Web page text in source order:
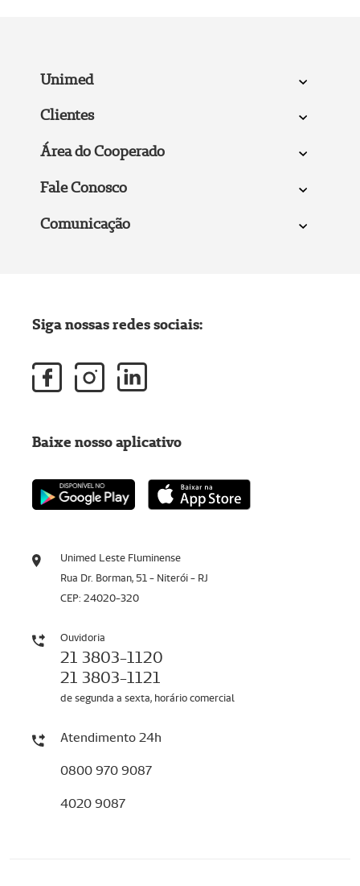
Unimed
Clientes
Área do Cooperado
Fale Conosco
Comunicação
Unimed Leste Fluminense
Rua Dr. Borman, 51 - Niterói - RJ
CEP: 24020-320
Ouvidoria
21 3803-1120
21 3803-1121
de segunda a sexta, horário comercial
Atendimento 24h
0800 970 9087
4020 9087
Siga nossas redes sociais:
Baixe nosso aplicativo